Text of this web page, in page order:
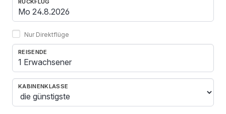
Nur Direktflüge
REISENDE
1 Erwachsener
KABINENKLASSE